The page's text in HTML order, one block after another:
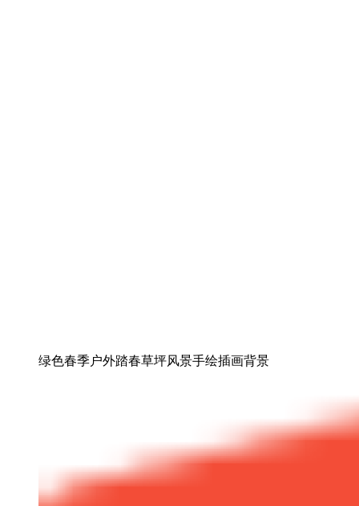
绿色春季户外踏春草坪风景手绘插画背景